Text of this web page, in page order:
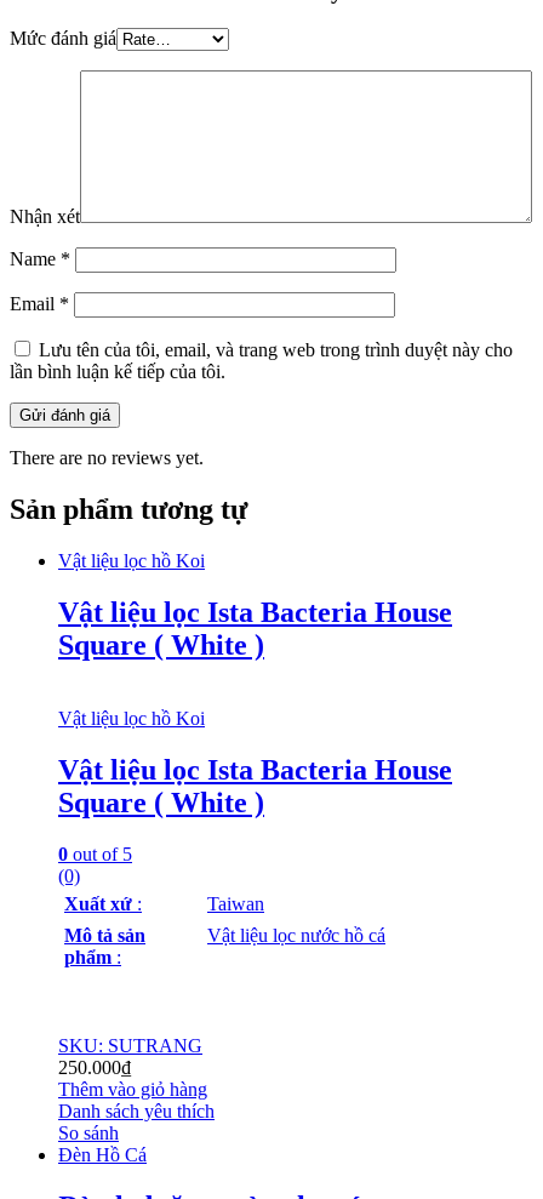
Mức đánh giá
Nhận xét
Name *
Email *
Lưu tên của tôi, email, và trang web trong trình duyệt này cho
lần bình luận kế tiếp của tôi.
There are no reviews yet.
Sản phẩm tương tự
Vật liệu lọc hồ Koi
Vật liệu lọc Ista Bacteria House
Square ( White )
Vật liệu lọc hồ Koi
Vật liệu lọc Ista Bacteria House
Square ( White )
0 out of 5
(0)
Xuất xứ :
Taiwan
Mô tả sản
phẩm :
Vật liệu lọc nước hồ cá
SKU: SUTRANG
250.000₫
Thêm vào giỏ hàng
Danh sách yêu thích
So sánh
Đèn Hồ Cá